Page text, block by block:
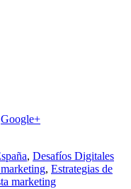
Google+
, Desafíos Digitales
, Estrategias de
marketing